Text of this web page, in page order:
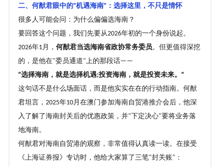
二、何猷君眼中的"机遇海南" ：选择这里，不只是情怀
很多人可能会问：为什么偏偏选海南？
要回答这个问题，我们先要从2026年初的一个身份说起。
2026年1月， 何猷君当选海南省政协常务委员。但更值得深挖
的，是他在"委员通道"上的那段话——
"选择海南，就是选择机遇;投资海南，就是投资未来。 "
这句话不是什么场面话，而是他实实在在的行动指南。何猷
君坦言， 2025年10月在澳门参加海南自贸港推介会后，他深
入了解了海南封关后的优惠政策，并"下定决心"要将业务落
地海南。
何猷君对海南自贸港的观察，非常值得认真读一读。在接受
《上海证券报》专访时，他给大家算了三笔"封关账" ：